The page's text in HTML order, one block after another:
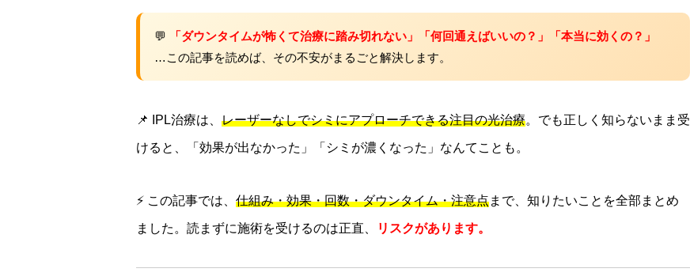
💬
「ダウンタイムが怖くて治療に踏み切れない」「何回通えばいいの？」「本当に効くの？」
…この記事を読めば、その不安がまるごと解決します。
📌 IPL治療は、 レーザーなしでシミにアプローチできる注目の光治療。でも正しく知らないまま受
けると、「効果が出なかった」「シミが濃くなった」なんてことも。
⚡ この記事では、 仕組み・効果・回数・ダウンタイム・注意点まで、知りたいことを全部まとめ
ました。読まずに施術を受けるのは正直、 リスクがあります。